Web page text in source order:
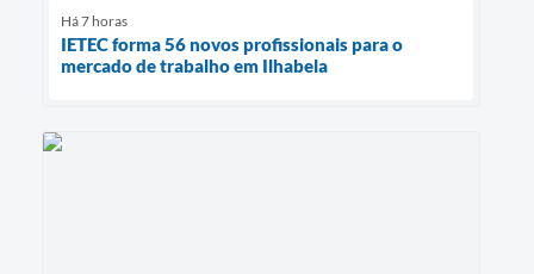
Há 7 horas
IETEC forma 56 novos profissionais para o
mercado de trabalho em Ilhabela